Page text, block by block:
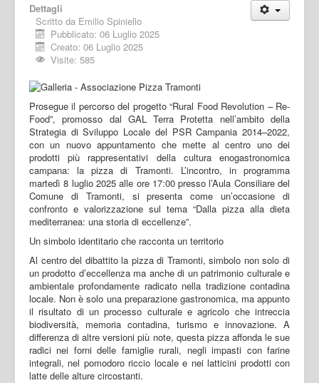
Dettagli
Scritto da Emilio Spiniello
Pubblicato: 06 Luglio 2025
Creato: 06 Luglio 2025
Visite: 585
Prosegue il percorso del progetto “Rural Food Revolution – Re-
Food”, promosso dal GAL Terra Protetta nell’ambito della
Strategia di Sviluppo Locale del PSR Campania 2014–2022,
con un nuovo appuntamento che mette al centro uno dei
prodotti più rappresentativi della cultura enogastronomica
campana: la pizza di Tramonti. L’incontro, in programma
martedì 8 luglio 2025 alle ore 17:00 presso l’Aula Consiliare del
Comune di Tramonti, si presenta come un’occasione di
confronto e valorizzazione sul tema “Dalla pizza alla dieta
mediterranea: una storia di eccellenze”.
Un simbolo identitario che racconta un territorio
Al centro del dibattito la pizza di Tramonti, simbolo non solo di
un prodotto d’eccellenza ma anche di un patrimonio culturale e
ambientale profondamente radicato nella tradizione contadina
locale. Non è solo una preparazione gastronomica, ma appunto
il risultato di un processo culturale e agricolo che intreccia
biodiversità, memoria contadina, turismo e innovazione. A
differenza di altre versioni più note, questa pizza affonda le sue
radici nei forni delle famiglie rurali, negli impasti con farine
integrali, nel pomodoro riccio locale e nei latticini prodotti con
latte delle alture circostanti.